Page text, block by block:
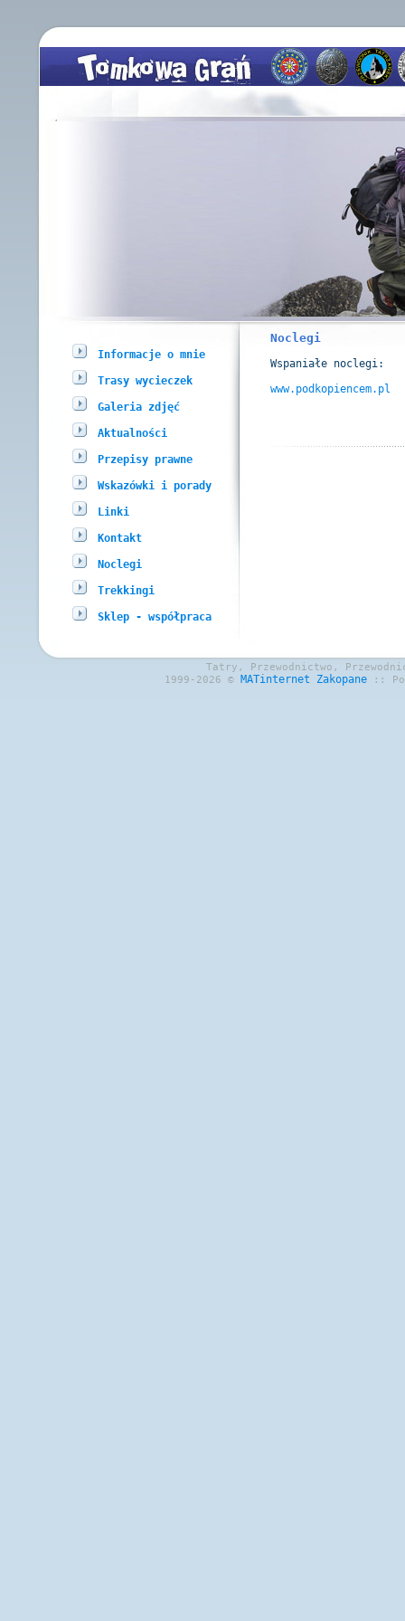
Informacje o mnie
Trasy wycieczek
Galeria zdjęć
Aktualności
Przepisy prawne
Wskazówki i porady
Linki
Kontakt
Noclegi
Trekkingi
Sklep - współpraca
Noclegi
Wspaniałe noclegi:
www.podkopiencem.pl
Tatry, Przewodnictwo,
1999-2026 © MATinternet Zakopane ::